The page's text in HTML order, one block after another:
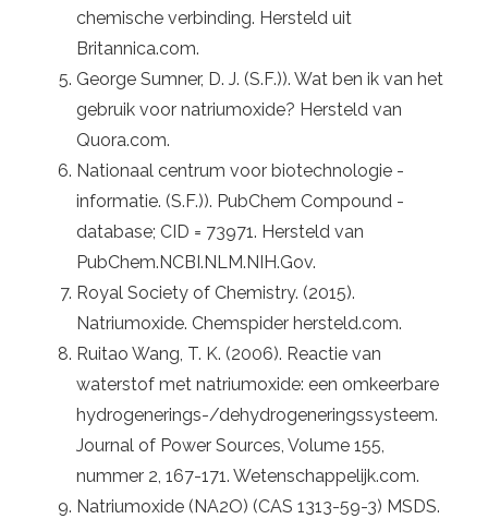
chemische verbinding. Hersteld uit
Britannica.com.
George Sumner, D. J. (S.F.)). Wat ben ik van het
gebruik voor natriumoxide? Hersteld van
Quora.com.
Nationaal centrum voor biotechnologie -
informatie. (S.F.)). PubChem Compound -
database; CID = 73971. Hersteld van
PubChem.NCBI.NLM.NIH.Gov.
Royal Society of Chemistry. (2015).
Natriumoxide. Chemspider hersteld.com.
Ruitao Wang, T. K. (2006). Reactie van
waterstof met natriumoxide: een omkeerbare
hydrogenerings-/dehydrogeneringssysteem.
Journal of Power Sources, Volume 155,
nummer 2, 167-171. Wetenschappelijk.com.
Natriumoxide (NA2O) (CAS 1313-59-3) MSDS.